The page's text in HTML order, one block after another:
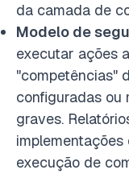
da camada de
Modelo de
executar ações
"competências"
configuradas ou
graves.
execução de